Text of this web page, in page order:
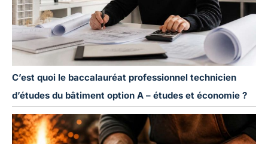
C’est quoi le baccalauréat professionnel technicien
d’études du bâtiment option A – études et économie ?